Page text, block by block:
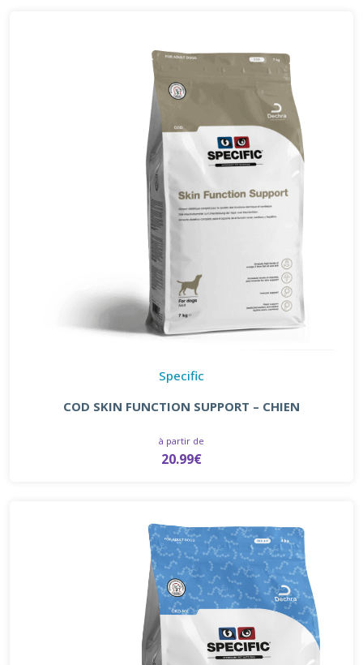
Specific
COD SKIN FUNCTION SUPPORT – CHIEN
à partir de
20.99€